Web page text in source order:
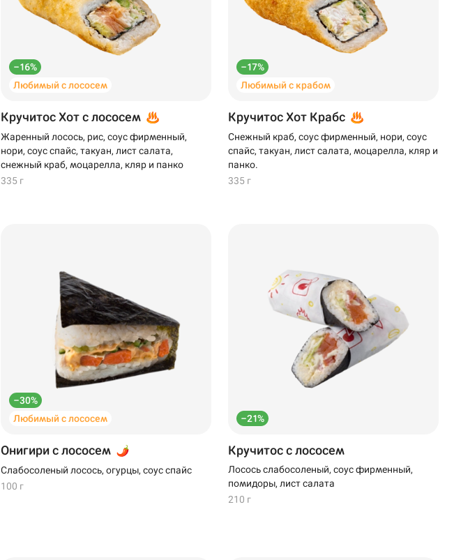
–16%
Любимый с лососем
Кручитос Хот с лососем
Жаренный лосось, рис, соус фирменный,
нори, соус спайс, такуан, лист салата,
снежный краб, моцарелла, кляр и панко
335 г
–17%
Любимый с крабом
Кручитос Хот Крабс
Снежный краб, соус фирменный, нори, соус
спайс, такуан, лист салата, моцарелла, кляр и
панко.
335 г
–30%
Любимый с лососем
Онигири с лососем
Слабосоленый лосось, огурцы, соус спайс
100 г
–21%
Кручитос с лососем
Лосось слабосоленый, соус фирменный,
помидоры, лист салата
210 г